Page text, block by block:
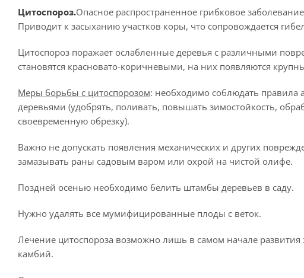
Цитоспороз.Опасное распространенное грибковое
Приводит к засыханию участков коры, что сопровождается
Цитоспороз поражает ослабленные деревья с различными
становятся красновато-коричневыми, на них появляются
Меры борьбы с цитоспорозом: необходимо соблюдать правила
деревьями (удобрять, поливать, повышать зимостойкость,
своевременную обрезку).
Важно не допускать появления механических и других
замазывать раны садовым варом или охрой на чистой олифе.
Поздней осенью необходимо белить штамбы деревьев в саду.
Нужно удалять все мумифицированные плоды с веток.
Лечение цитоспороза возможно лишь в самом начале
камбий.